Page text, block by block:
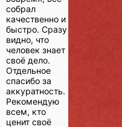
собрал
качественно и
быстро. Сразу
видно, что
человек знает
своё дело.
Отдельное
спасибо за
аккуратность.
Рекомендую
всем, кто
ценит своё